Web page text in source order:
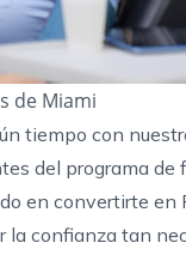
de Miami
tiempo con
del programa de
en convertirte
la confianza tan